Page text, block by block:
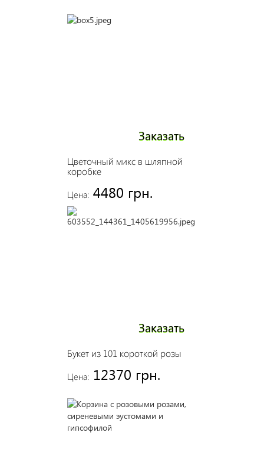
Цветочный микс в шляпной
коробке
Цена: 4480 грн.
Заказать
Букет из 101 короткой розы
Цена: 12370 грн.
Заказать